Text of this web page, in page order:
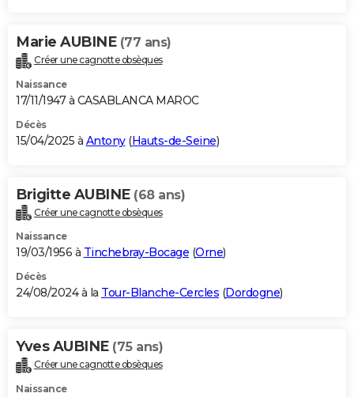
Marie AUBINE (77 ans)
Créer une cagnotte obsèques
Naissance
17/11/1947 à CASABLANCA MAROC
Décès
15/04/2025 à Antony(Hauts-de-Seine)
Brigitte AUBINE (68 ans)
Créer une cagnotte obsèques
Naissance
19/03/1956 à Tinchebray-Bocage (Orne)
Décès
24/08/2024 à la Tour-Blanche-Cercles (Dordogne)
Yves AUBINE (75 ans)
Créer une cagnotte obsèques
Naissance